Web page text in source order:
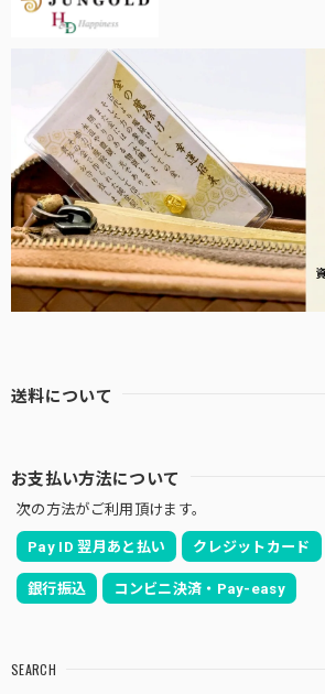
送料について
お支払い方法について
次の方法がご利用頂けます。
Pay ID 翌月あと払い クレジットカード
銀行振込 コンビニ決済・Pay-easy
SEARCH